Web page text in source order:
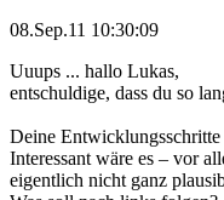
08.Sep.11 10:30:09
Uuups ... hallo Lukas,
entschuldige, dass du so
Deine
Interessant wäre es – vor
eigentlich nicht ganz